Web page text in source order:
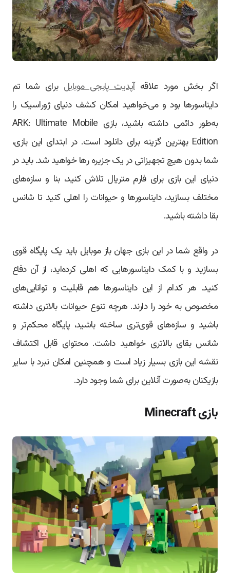
اگر بخش مورد علاقهآپدیت پابجی موبایل برای شما تم
دایناسورها بود و می‌خواهید امکان کشف دنیای ژوراسیک را
به‌طور دائمی داشته باشید، بازی ARK: Ultimate Mobile
Edition بهترین گزینه برای دانلود است. در ابتدای این بازی،
شما بدون هیچ تجهیزاتی در یک جزیره رها خواهید شد. باید در
دنیای این بازی برای فارم متریال تلاش کنید، بنا و سازه‌های
مختلف بسازید، دایناسورها و حیوانات را اهلی کنید تا شانس
بقا داشته باشید.
در واقع شما در این بازی جهان باز موبایل باید یک پایگاه قوی
بسازید و با کمک دایناسورهایی که اهلی کرده‌اید، از آن دفاع
کنید. هر کدام از این دایناسورها هم قابلیت و توانایی‌های
مخصوص به خود را دارند. هرچه تنوع حیوانات بالاتری داشته
باشید و سازه‌های قوی‌تری ساخته باشید، پایگاه محکم‌تر و
شانس بقای بالاتری خواهید داشت. محتوای قابل اکتشاف
نقشه این بازی بسیار زیاد است و همچنین امکان نبرد با سایر
بازیکنان به‌صورت آنلاین برای شما وجود دارد.
بازی Minecraft